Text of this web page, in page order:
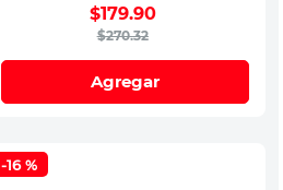
$270.32
$179.90
Agregar
-16 %